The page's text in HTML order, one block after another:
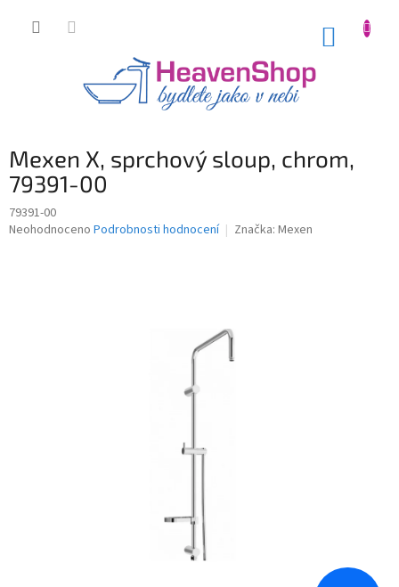
Mexen X, sprchový sloup, chrom,
79391-00
79391-00
Průměrné
Neohodnoceno Podrobnosti hodnocení Značka: Mexen